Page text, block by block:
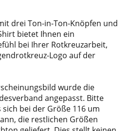
drei Ton-in-Ton-Knöpfen und
bietet Ihnen ein
bei Ihrer Rotkreuzarbeit,
Logo auf der
wurde die
angepasst. Bitte
sich bei der Größe 116 um
die restlichen Größen